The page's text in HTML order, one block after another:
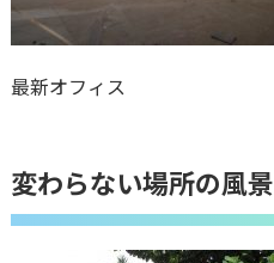
最新オフィス
変わらない場所の風景